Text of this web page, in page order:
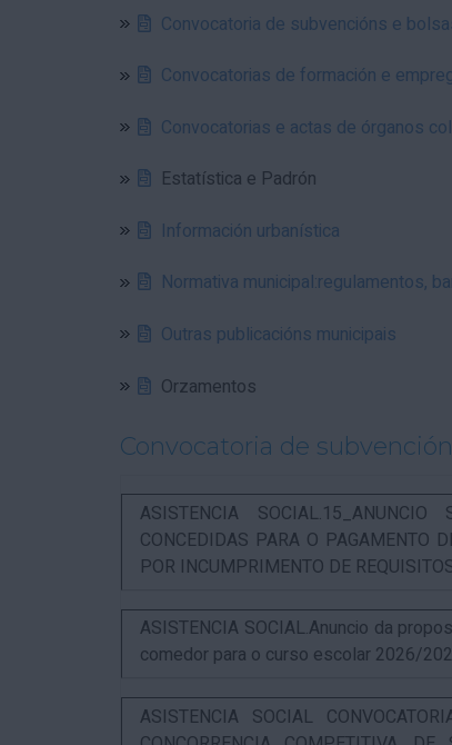
Convocatoria de subvencións e
Convocatorias de formación e
Convocatorias e actas de órganos
Estatística e Padrón
Información urbanística
Normativa municipal:regulamentos,
Outras publicacións municipais
Orzamentos
Convocatoria de
ASISTENCIA
CONCEDIDAS PARA O PAGAMENTO
POR INCUMPRIMENTO DE
ASISTENCIA SOCIAL.Anuncio da
comedor para o curso escolar 2026/
ASISTENCIA SOCIAL